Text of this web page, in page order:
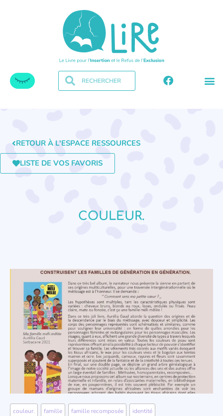
RETOUR À L'ESPACE RESSOURCES
LISTE DE VOS FAVORIS
COULEUR.
couleur. famille famille recomposée identité